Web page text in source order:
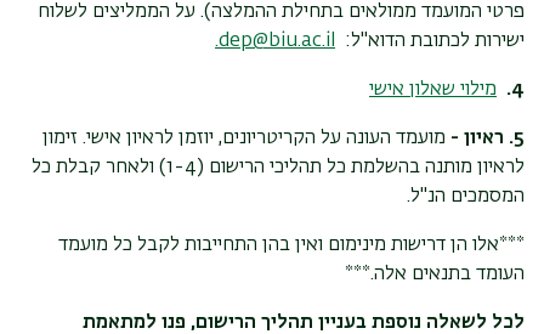
פרטי המועמד ממולאים בתחילת ההמלצה). על הממליצים לשלוח
ישירות לכתובת הדוא"ל:
dep@biu.ac.il
.
4. מילוי שאלון אישי
5. ראיון -
מועמד העונה על הקריטריונים, יוזמן לראיון אישי. זימון
לראיון מותנה בהשלמת כל תהליכי הרישום (1-4) ולאחר קבלת כל
המסמכים הנ"ל.
***אלו הן דרישות מינימום ואין בהן התחייבות לקבל כל מועמד
העומד בתנאים אלה.***
לכל לשאלה נוספת בעניין תהליך הרישום, פנו למתאמת